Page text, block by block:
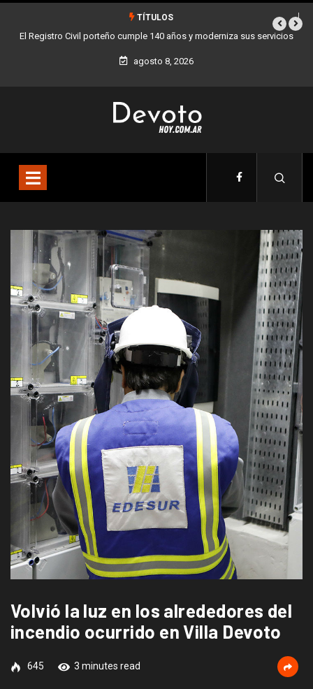
TÍTULOS
sus servicios Buenos Aires sumó 12 nuevos Bares Notables y ya son 90 en
la Ciudad
agosto 8, 2026
Volvió la luz en los alrededores del
incendio ocurrido en Villa Devoto
645 3 minutes read